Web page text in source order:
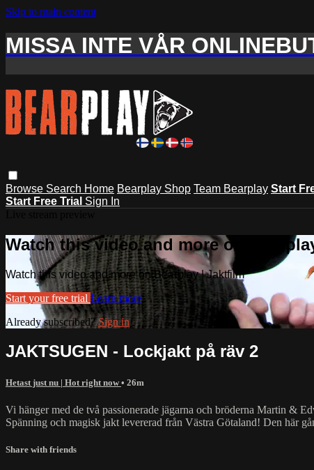
Skip to main content
MISSA INTE VÅR
Browse Search Home Bearplay Shop Team Bearplay Start
Start Free Trial Sign In
Watch this video and more on
Watch this video and more on Bearplay | Jaktfilm
Start your free trial Learn more
Already subscribed?Sign in
JAKTSUGEN - Lockjakt på räv 2
Hetast just nu | Hot right now• 26m
Vi hänger med de två passionerade jägarna och bröderna Martin &
Spänning och magisk jakt levererad från Västra Götaland! Den här
Share with friends